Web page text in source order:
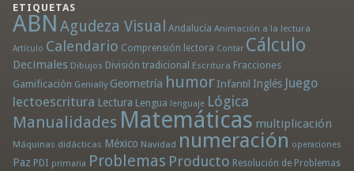
ETIQUETAS
ABN Agudeza Visual Andalucía Animación a la lectura
Artículo Calendario Comprensión lectora Contar Cálculo
Decimales Dibujos División tradicional Escritura Fracciones
Gamificación Genially Geometría humor Infantil Inglés Juego
lectoescritura Lectura Lengua lenguaje Lógica
Manualidades Matemáticas multiplicación
Máquinas didácticas México Navidad numeración operaciones
Paz PDI primaria Problemas Producto Resolución de Problemas